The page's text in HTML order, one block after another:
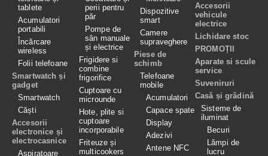
tablete
Acumulatori
portabili
Încărcare
wireless
Folii telefoane
Smartwatch și
gadget
Smartwatch
Căști
Accesorii
electronice și
electrocasnice
Aspiratoare
perii pentru
păr
Pompe de
sân manuale
și electrice
Frigidere si
combine
frigorifice
Cuptoare cu
microunde
Hote, plite si
cuptoare
incorporabile
Friteuze și
multicookers
Dispozitive
smart
Camere
supraveghere
Piese de
schimb
Telefoane
mobile
Acumulatori
Capace spate
Display
Adezivi
Antene NFC
Accesorii
vehicule
electrice
Lichidare stoc
PROMOȚII
Aparate si scule
service
Suveniruri
Casă și grădină
Sisteme de
iluminat
Becuri
Lămpi de
lucru